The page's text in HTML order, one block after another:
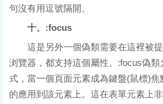
句沒有用逗號隔開。
十、:focus
這是另外一個偽類需要在這裡被
浏覽器，都支持這個屬性。:focus偽
式，當一個頁面元素成為鍵盤(鼠標)
的應用到該元素上。這在表單元素上